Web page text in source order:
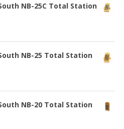
NB-25C Total Station
NB-25 Total Station
NB-20 Total Station